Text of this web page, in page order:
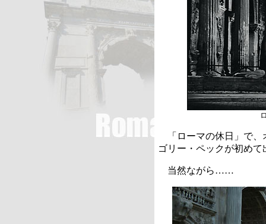
「ローマの休日」で、
ゴリー・ペックが初めて
当然ながら……